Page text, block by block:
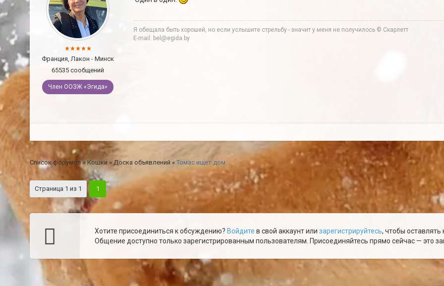
Франция, Лакон - Минск
65535 сообщений
Член ООЗЖ «Эгида»
Я обещала быть хорошей, но если услышите стрельбу - значит у меня не получилось © Скарлетт
E-mail: bel@egida.by
Список форумов » Кошки » Доска объявлений » Томас ищет дом
Страница 1 из 1 1
Хотите присоединиться к обсуждению? Войдите в свой аккаунт или зарегистрируйтесь, чтобы
Общение доступно только зарегистрированным пользователям. Присоединяйтесь прямо сейчас — это